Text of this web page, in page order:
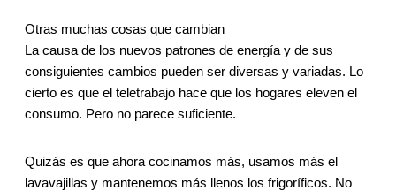
Otras muchas cosas que cambian
La causa de los nuevos patrones de energía y de sus
consiguientes cambios pueden ser diversas y variadas. Lo
cierto es que el teletrabajo hace que los hogares eleven el
consumo. Pero no parece suficiente.
Quizás es que ahora cocinamos más, usamos más el
lavavajillas y mantenemos más llenos los frigoríficos. No